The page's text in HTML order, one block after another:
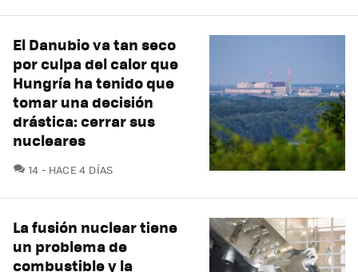
El Danubio va tan seco
por culpa del calor que
Hungría ha tenido que
tomar una decisión
drástica: cerrar sus
nucleares
14 COMENTARIOS
HACE 4 DÍAS
La fusión nuclear tiene
un problema de
combustible y la